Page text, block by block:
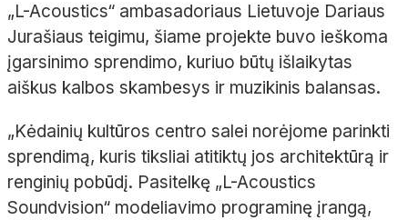
„L-Acoustics“ ambasadoriaus Lietuvoje Dariaus
Jurašiaus teigimu, šiame projekte buvo ieškoma
įgarsinimo sprendimo, kuriuo būtų išlaikytas
aiškus kalbos skambesys ir muzikinis balansas.
„Kėdainių kultūros centro salei norėjome parinkti
sprendimą, kuris tiksliai atitiktų jos architektūrą ir
renginių pobūdį. Pasitelkę „L-Acoustics
Soundvision“ modeliavimo programinę įrangą,